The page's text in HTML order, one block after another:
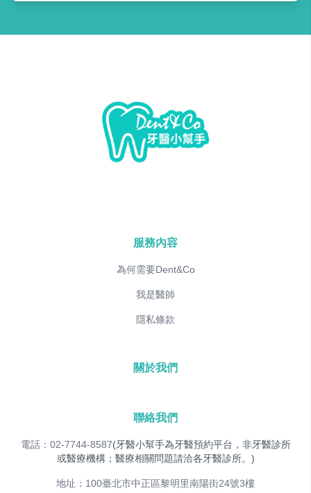
服務內容
為何需要Dent&Co
我是醫師
隱私條款
關於我們
聯絡我們
電話：02-7744-8587(牙醫小幫手為牙醫預約平台，非牙醫診所
或醫療機構；醫療相關問題請洽各牙醫診所。)
地址：100臺北市中正區黎明里南陽街24號3樓